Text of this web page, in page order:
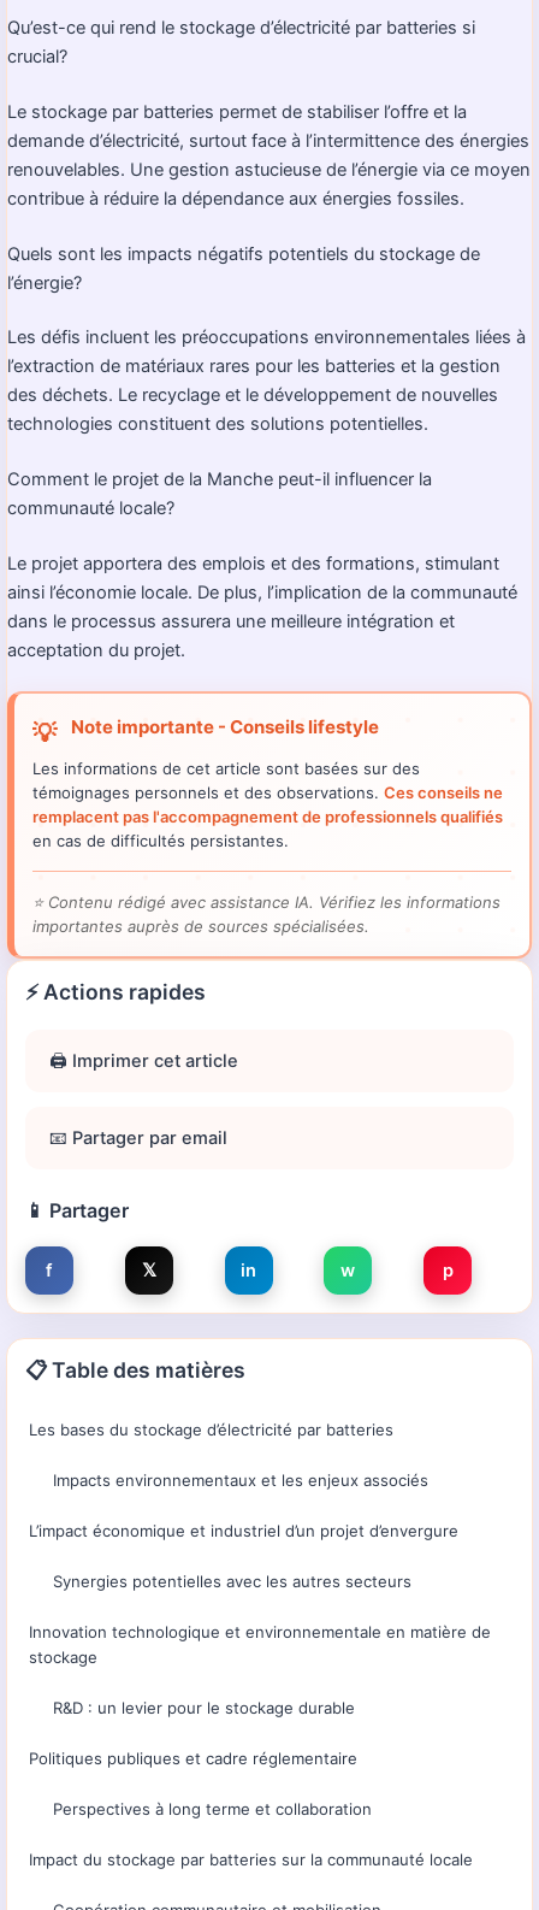
Qu’est-ce qui rend le stockage d’électricité par batteries si
crucial?
Le stockage par batteries permet de stabiliser l’offre et la
demande d’électricité, surtout face à l’intermittence des énergies
renouvelables. Une gestion astucieuse de l’énergie via ce moyen
contribue à réduire la dépendance aux énergies fossiles.
Quels sont les impacts négatifs potentiels du stockage de
l’énergie?
Les défis incluent les préoccupations environnementales liées à
l’extraction de matériaux rares pour les batteries et la gestion
des déchets. Le recyclage et le développement de nouvelles
technologies constituent des solutions potentielles.
Comment le projet de la Manche peut-il influencer la
communauté locale?
Le projet apportera des emplois et des formations, stimulant
ainsi l’économie locale. De plus, l’implication de la communauté
dans le processus assurera une meilleure intégration et
acceptation du projet.
💡 Note importante - Conseils lifestyle
Les informations de cet article sont basées sur des
témoignages personnels et des observations. Ces conseils ne
remplacent pas l'accompagnement de professionnels qualifiés
en cas de difficultés persistantes.
⭐ Contenu rédigé avec assistance IA. Vérifiez les informations
importantes auprès de sources spécialisées.
⚡ Actions rapides
🖨️ Imprimer cet article
📧 Partager par email
📱 Partager
f 𝕏 in w p
📋 Table des matières
Les bases du stockage d’électricité par batteries
Impacts environnementaux et les enjeux associés
L’impact économique et industriel d’un projet d’envergure
Synergies potentielles avec les autres secteurs
Innovation technologique et environnementale en matière de
stockage
R&D : un levier pour le stockage durable
Politiques publiques et cadre réglementaire
Perspectives à long terme et collaboration
Impact du stockage par batteries sur la communauté locale